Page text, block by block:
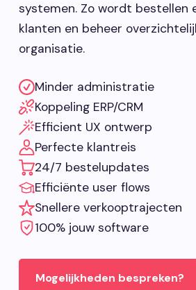
systemen. Zo wordt bestellen
klanten en beheer
organisatie.
Minder administratie
Koppeling ERP/CRM
Efficient UX ontwerp
Perfecte klantreis
24/7 bestelupdates
Efficiënte user flows
Snellere verkooptrajecten
100% jouw software
Mogelijkheden bespreken?